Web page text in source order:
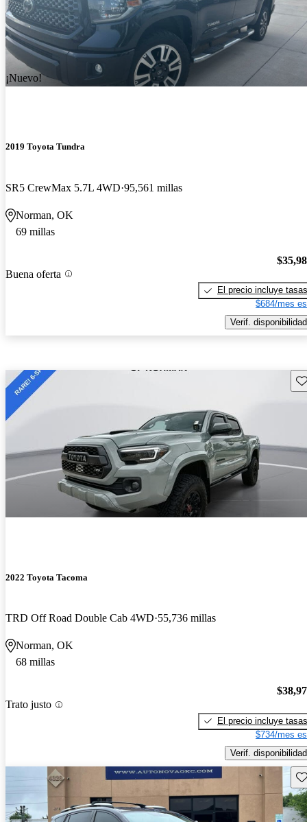
¡Nuevo!
2019 Toyota Tundra
SR5 CrewMax 5.7L 4WD 95,561 millas
Norman, OK
69 millas
Buena oferta
El precio incluye tasas
$684/mes
Verif. disponibilidad
2022 Toyota Tacoma
TRD Off Road Double Cab 4WD 55,736 millas
Norman, OK
68 millas
Trato justo
El precio incluye tasas
$734/mes
Verif. disponibilidad